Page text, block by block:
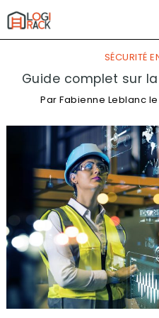
SÉCURITÉ
Guide complet sur
ParFabienne Leblanc